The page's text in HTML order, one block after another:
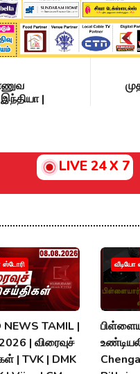
|
LIVE 24 X 7
ஸ்டோரி
NEWS TAMIL |
| விரைவுச்
| TVK | DMK
வீடியோ